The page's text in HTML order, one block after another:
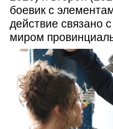
боевик с
действие связано
миром